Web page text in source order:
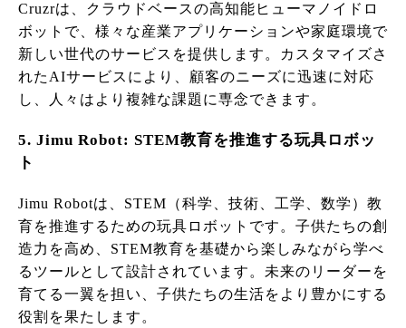
Cruzrは、クラウドベースの高知能ヒューマノイドロ
ボットで、様々な産業アプリケーションや家庭環境で
新しい世代のサービスを提供します。カスタマイズさ
れたAIサービスにより、顧客のニーズに迅速に対応
し、人々はより複雑な課題に専念できます。
5. Jimu Robot: STEM教育を推進する玩具ロボッ
ト
Jimu Robotは、STEM（科学、技術、工学、数学）教
育を推進するための玩具ロボットです。子供たちの創
造力を高め、STEM教育を基礎から楽しみながら学べ
るツールとして設計されています。未来のリーダーを
育てる一翼を担い、子供たちの生活をより豊かにする
役割を果たします。